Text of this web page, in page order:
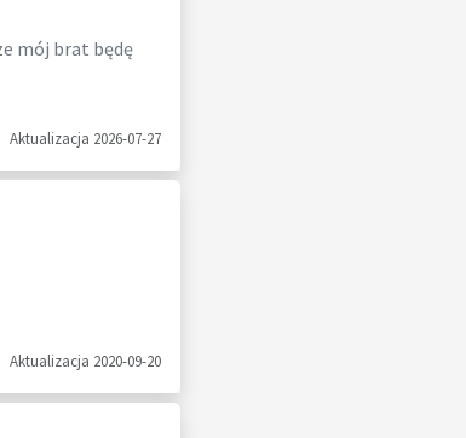
mój brat będę
Aktualizacja 2026-07-27
Aktualizacja 2020-09-20